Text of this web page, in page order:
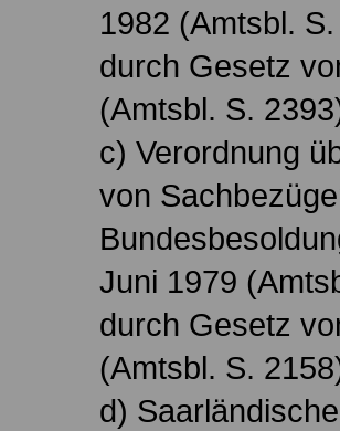
1982 (Amtsbl.
durch Gesetz
(Amtsbl. S.
c) Verordnung
von
Juni 1979
durch Gesetz
(Amtsbl. S.
d)